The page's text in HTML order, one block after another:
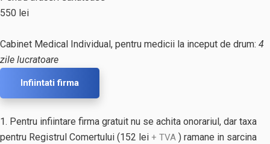
550 lei
Cabinet Medical Individual, pentru medicii la inceput de drum: 4
zile lucratoare
Infiintati firma
1. Pentru infiintare firma gratuit nu se achita onorariul, dar taxa
pentru Registrul Comertului (152 lei + TVA ) ramane in sarcina